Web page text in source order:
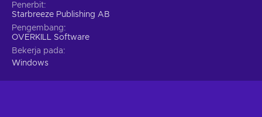
Penerbit
Starbreeze Publishing AB
Pengembang
OVERKILL Software
Bekerja pada
Windows